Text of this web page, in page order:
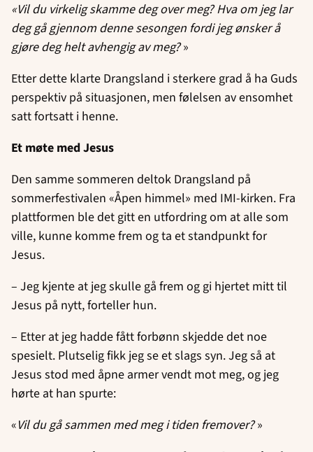
«Vil du virkelig skamme deg over meg? Hva om jeg lar
deg gå gjennom denne sesongen fordi jeg ønsker å
gjøre deg helt avhengig av meg?»
Etter dette klarte Drangsland i sterkere grad å ha Guds
perspektiv på situasjonen, men følelsen av ensomhet
satt fortsatt i henne.
Et møte med Jesus
Den samme sommeren deltok Drangsland på
sommerfestivalen «Åpen himmel» med IMI-kirken. Fra
plattformen ble det gitt en utfordring om at alle som
ville, kunne komme frem og ta et standpunkt for
Jesus.
– Jeg kjente at jeg skulle gå frem og gi hjertet mitt til
Jesus på nytt, forteller hun.
– Etter at jeg hadde fått forbønn skjedde det noe
spesielt. Plutselig fikk jeg se et slags syn. Jeg så at
Jesus stod med åpne armer vendt mot meg, og jeg
hørte at han spurte:
«Vil du gå sammen med meg i tiden fremover?»